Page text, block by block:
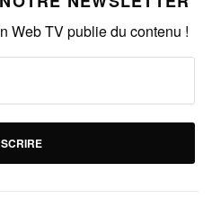
Web TV publie du contenu !